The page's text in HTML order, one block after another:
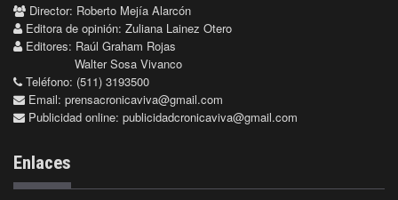
Director: Roberto Mejía Alarcón
Editora de opinión: Zuliana Lainez Otero
Editores: Raúl Graham Rojas
Walter Sosa Vivanco
Teléfono: (511) 3193500
Email: prensacronicaviva@gmail.com
Publicidad online: publicidadcronicaviva@gmail.com
Enlaces